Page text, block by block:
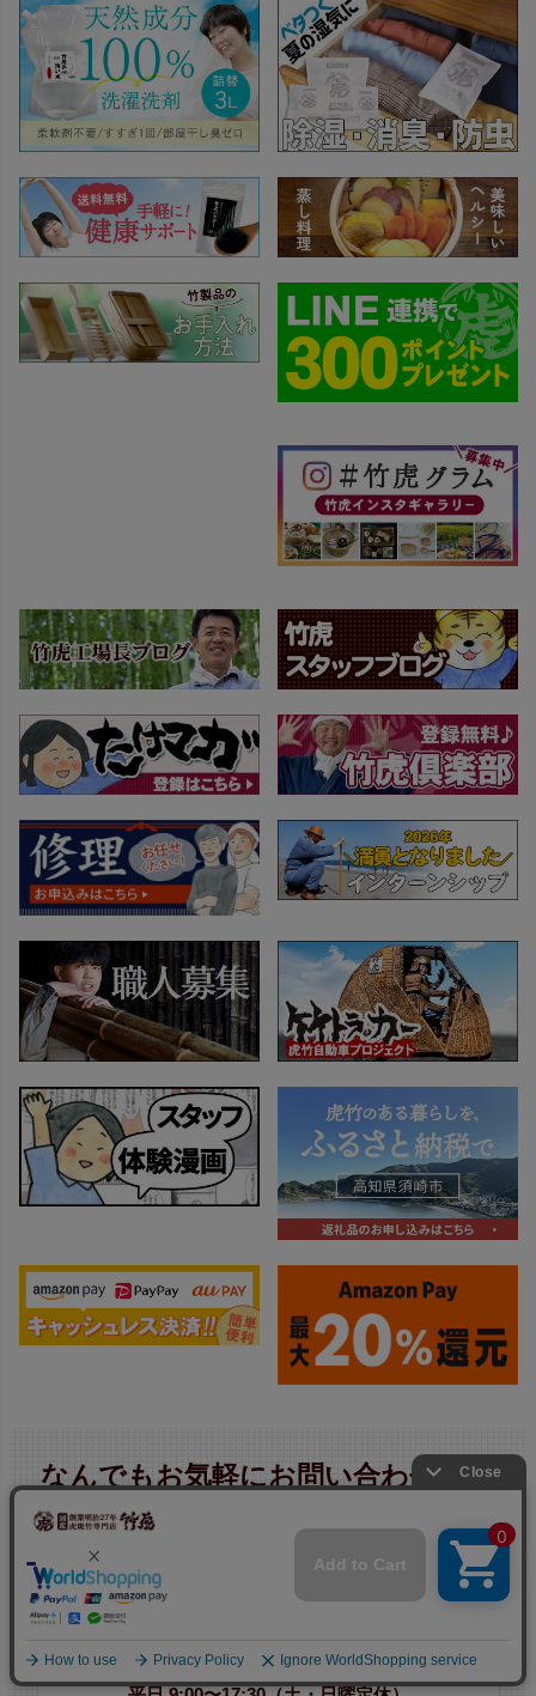
なんでもお気軽にお問い合わせくだ
電話注文の方法はこちら
0889-42-3201（代）